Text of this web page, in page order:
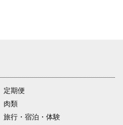
定期便
肉類
旅行・宿泊・体験